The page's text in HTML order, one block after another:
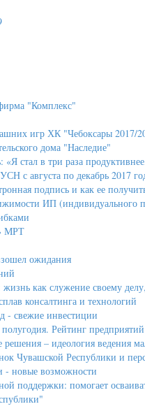
"Комплекс"
игр ХК "Чебоксары 2017/
дома "Наследие"
стал в три раза
с августа по декабрь 2017
подпись и как ее
ИП (индивидуального
МРТ
ожидания
жизнь как служение своему
консалтинга и технологий
- свежие инвестиции
Рейтинг предприятий
– идеология ведения
Чувашской Республики и
- новые возможности
поддержки: помогает